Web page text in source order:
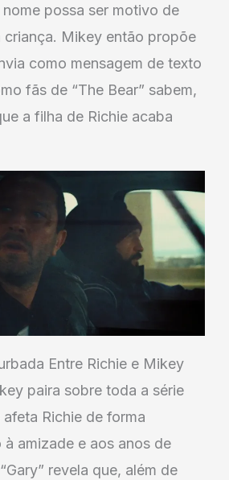
possa ser motivo de
criança. Mikey então propõe
como mensagem de texto
fãs de “The Bear” sabem,
a filha de Richie acaba
Entre Richie e Mikey
paira sobre toda a série
afeta Richie de forma
amizade e aos anos de
revela que, além de